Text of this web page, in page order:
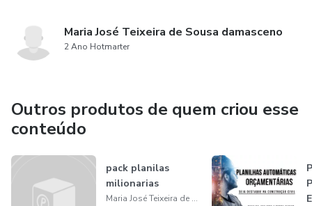
- Gestão de contratos
- Quantitativos
BÔNUS - TOPOFRAFIA E ESTRADAS, BDI...
SÃO PLANILHAS PRÁTICAS, PROFISSIONAIS E 100%
EDITÁVEIS!
Maria José Teixeira de Sousa damasceno
2 Ano Hotmarter
Outros produtos de quem criou esse
conteúdo
pack planilas
milionarias
Maria José Teixeira de Sousa damasceno